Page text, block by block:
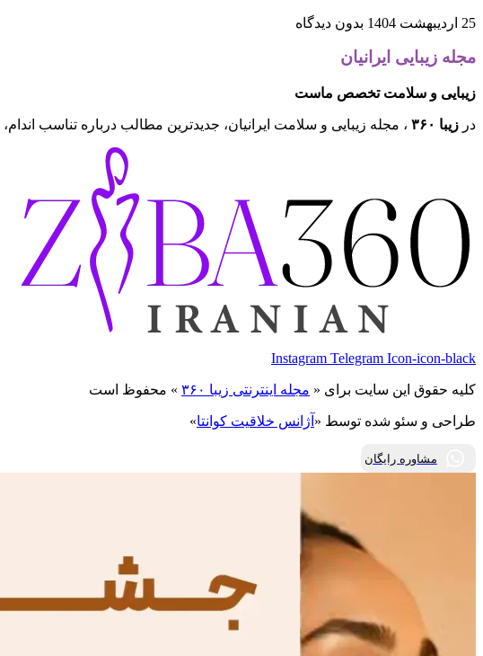
25 اردیبهشت 1404 بدون دیدگاه
مجله زیبایی ایرانیان
زیبایی و سلامت تخصص ماست
در زیبا ۳۶۰ ، مجله زیبایی و سلامت ایرانیان، جدیدترین مطالب درباره تناسب
Instagram Telegram Icon-icon-black
کلیه حقوق این سایت برای « مجله اینترنتی زیبا ۳۶۰ » محفوظ است
طراحی و سئو شده توسط « آژانس خلاقیت کوانتا»
مشاوره رایگان